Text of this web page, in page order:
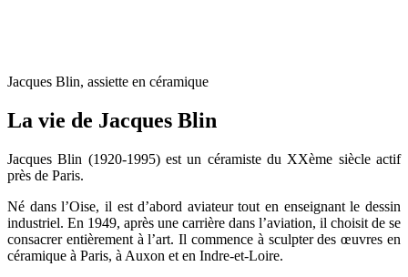
Jacques Blin, assiette en céramique
La vie de Jacques Blin
Jacques Blin (1920-1995) est un céramiste du XXème siècle actif
près de Paris.
Né dans l’Oise, il est d’abord aviateur tout en enseignant le dessin
industriel. En 1949, après une carrière dans l’aviation, il choisit de se
consacrer entièrement à l’art. Il commence à sculpter des œuvres en
céramique à Paris, à Auxon et en Indre-et-Loire.